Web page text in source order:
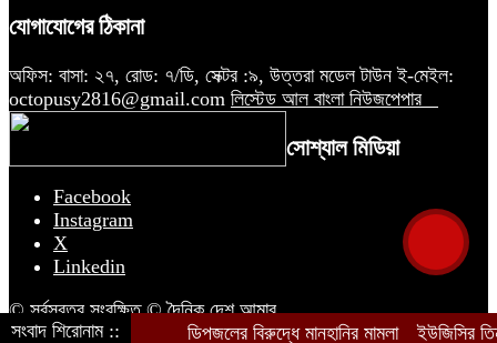
যোগাযোগের ঠিকানা
অফিস: বাসা: ২৭, রোড: ৭/ডি, সেক্টর :৯, উত্তরা মডেল টাউন ই-মেইল:
octopusy2816@gmail.com লিস্টেড আল বাংলা নিউজপেপার
সোশ্যাল মিডিয়া
Facebook
Instagram
X
Linkedin
© সর্বস্বত্ব সংরক্ষিত © দৈনিক দেশ আমার
সংবাদ শিরোনাম ::
ডিপজলের বিরুদ্ধে মানহানির মামলা ইউজিসির